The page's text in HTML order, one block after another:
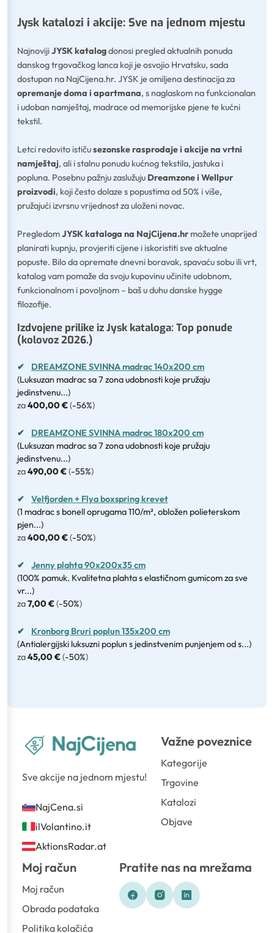
Jysk katalozi i akcije: Sve na jednom mjestu
NajnovijiJYSK katalogdonosi pregled aktualnih ponuda
danskog trgovačkog lanca koji je osvojio Hrvatsku, sada
dostupan na NajCijena.hr. JYSK je omiljena destinacija za
opremanje doma i apartmana, s naglaskom na funkcionalan
i udoban namještaj, madrace od memorijske pjene te kućni
tekstil.
Letci redovito ističusezonske rasprodaje i akcije na vrtni
namještaj, ali i stalnu ponudu kućnog tekstila, jastuka i
popluna. Posebnu pažnju zaslužuju Dreamzone i Wellpur
proizvodi, koji često dolaze s popustima od 50% i više,
pružajući izvrsnu vrijednost za uloženi novac.
PregledomJYSK kataloga na NajCijena.hr možete unaprijed
planirati kupnju, provjeriti cijene i iskoristiti sve aktualne
popuste. Bilo da opremate dnevni boravak, spavaću sobu ili vrt,
katalog vam pomaže da svoju kupovinu učinite udobnom,
funkcionalnom i povoljnom – baš u duhu danske hygge
filozofije.
Izdvojene prilike iz Jysk kataloga: Top ponude
(kolovoz 2026.)
✔
DREAMZONE SVINNA madrac 140x200 cm
(Luksuzan madrac sa 7 zona udobnosti koje pružaju
jedinstvenu...)
za400,00 €(-56%)
✔
DREAMZONE SVINNA madrac 180x200 cm
(Luksuzan madrac sa 7 zona udobnosti koje pružaju
jedinstvenu...)
za490,00 €(-55%)
✔
Velfjorden + Flya boxspring krevet
(1 madrac s bonell oprugama 110/m², obložen polieterskom
pjen...)
za400,00 €(-50%)
✔
Jenny plahta 90x200x35 cm
(100% pamuk. Kvalitetna plahta s elastičnom gumicom za sve
vr...)
za7,00 €(-50%)
✔
Kronborg Bruri poplun 135x200 cm
(Antialergijski luksuzni poplun s jedinstvenim punjenjem od s...)
za45,00 €(-50%)
Sve akcije na jednom mjestu!
NajCena.si
ilVolantino.it
AktionsRadar.at
Važne poveznice
Kategorije
Trgovine
Katalozi
Objave
Moj račun
Moj račun
Obrada podataka
Politika kolačića
Pratite nas na mrežama